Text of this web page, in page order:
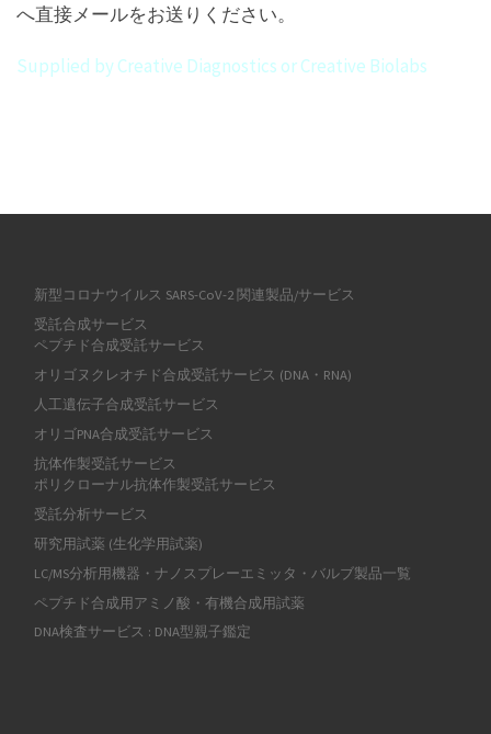
へ直接メールをお送りください。
Supplied by Creative Diagnostics or Creative Biolabs
新型コロナウイルス SARS-CoV-2 関連製品/サービス
受託合成サービス
ペプチド合成受託サービス
オリゴヌクレオチド合成受託サービス (DNA・RNA)
人工遺伝子合成受託サービス
オリゴPNA合成受託サービス
抗体作製受託サービス
ポリクローナル抗体作製受託サービス
受託分析サービス
研究用試薬 (生化学用試薬)
LC/MS分析用機器・ナノスプレーエミッタ・バルブ製品一覧
ペプチド合成用アミノ酸・有機合成用試薬
DNA検査サービス : DNA型親子鑑定